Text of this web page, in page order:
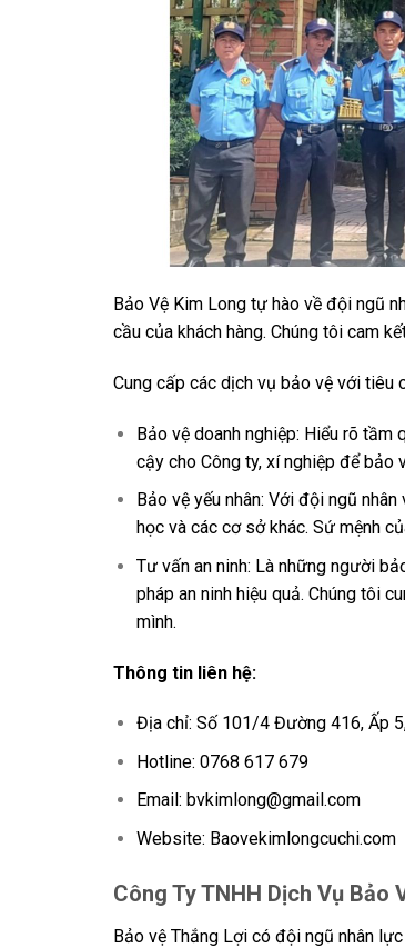
Bảo Vệ Kim Long tự hào về đội ngũ
cầu của khách hàng. Chúng tôi cam
Cung cấp các dịch vụ bảo vệ với tiêu
Bảo vệ doanh nghiệp: Hiểu rõ tầm
cậy cho Công ty, xí nghiệp để bảo
Bảo vệ yếu nhân: Với đội ngũ
học và các cơ sở khác. Sứ mệnh
Tư vấn an ninh: Là những người
pháp an ninh hiệu quả. Chúng tôi
mình.
Thông tin liên hệ:
Địa chỉ: Số 101/4 Đường 416, Ấp
Hotline: 0768 617 679
Email: bvkimlong@gmail.com
Website: Baovekimlongcuchi.com
Công Ty TNHH Dịch Vụ Bảo
Bảo vệ Thắng Lợi có đội ngũ nhân